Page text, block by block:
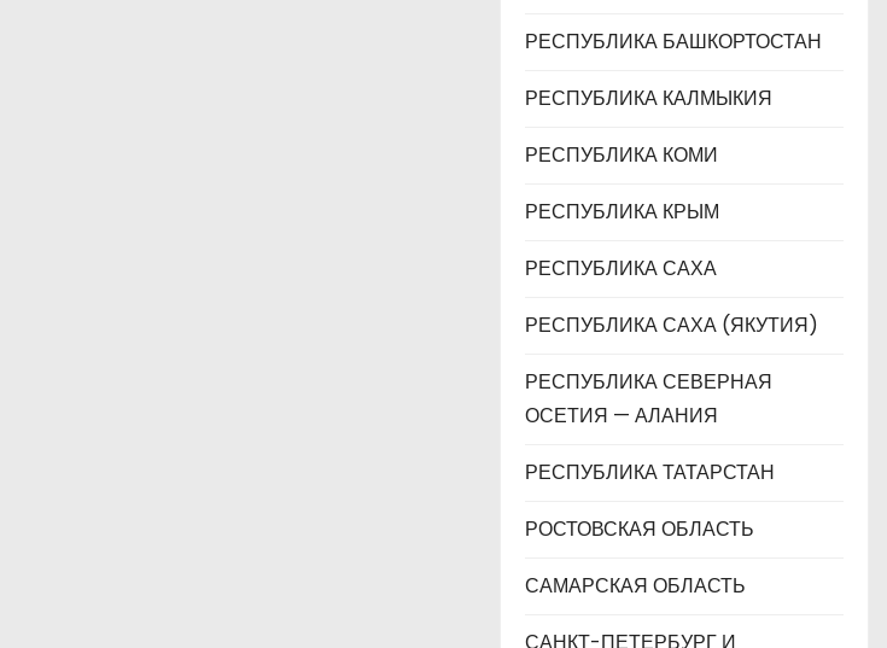
РЕСПУБЛИКА БАШКОРТОСТАН
РЕСПУБЛИКА КАЛМЫКИЯ
РЕСПУБЛИКА КОМИ
РЕСПУБЛИКА КРЫМ
РЕСПУБЛИКА САХА
РЕСПУБЛИКА САХА (ЯКУТИЯ)
РЕСПУБЛИКА СЕВЕРНАЯ
ОСЕТИЯ — АЛАНИЯ
РЕСПУБЛИКА ТАТАРСТАН
РОСТОВСКАЯ ОБЛАСТЬ
САМАРСКАЯ ОБЛАСТЬ